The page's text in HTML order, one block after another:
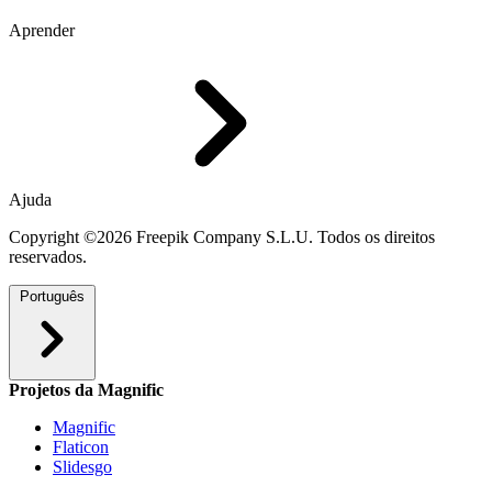
Aprender
Ajuda
Copyright ©2026 Freepik Company S.L.U. Todos os direitos
reservados.
Português
Projetos da Magnific
Magnific
Flaticon
Slidesgo